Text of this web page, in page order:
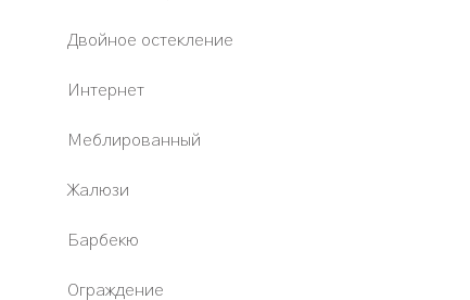
Двойное остекление
Интернет
Меблированный
Жалюзи
Барбекю
Ограждение